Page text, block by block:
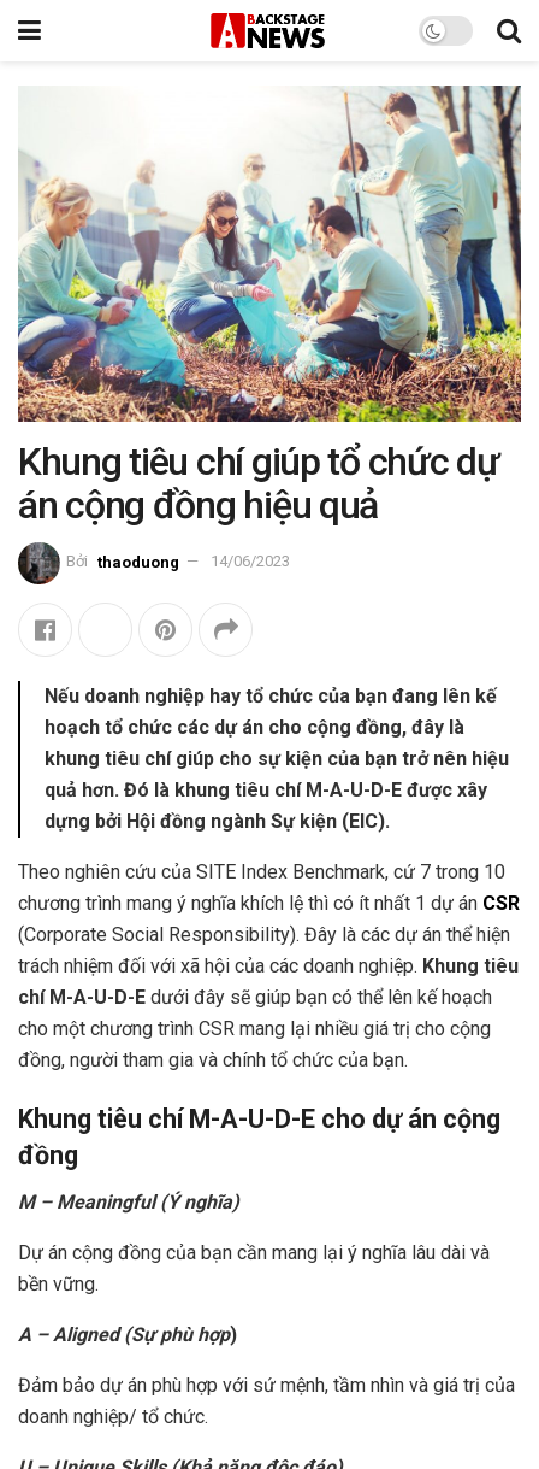
Khung tiêu chí giúp tổ chức dự
án cộng đồng hiệu quả
Bởi thaoduong 14/06/2023
Nếu doanh nghiệp hay tổ chức của bạn đang lên kế
hoạch tổ chức các dự án cho cộng đồng, đây là
khung tiêu chí giúp cho sự kiện của bạn trở nên hiệu
quả hơn. Đó là khung tiêu chí M-A-U-D-E được xây
dựng bởi Hội đồng ngành Sự kiện (EIC).
Theo nghiên cứu của SITE Index Benchmark, cứ 7 trong 10
chương trình mang ý nghĩa khích lệ thì có ít nhất 1 dự án CSR
(Corporate Social Responsibility). Đây là các dự án thể hiện
trách nhiệm đối với xã hội của các doanh nghiệp. Khung tiêu
chí M-A-U-D-E dưới đây sẽ giúp bạn có thể lên kế hoạch
cho một chương trình CSR mang lại nhiều giá trị cho cộng
đồng, người tham gia và chính tổ chức của bạn.
Khung tiêu chí M-A-U-D-E cho dự án cộng
đồng
M – Meaningful (Ý nghĩa)
Dự án cộng đồng của bạn cần mang lại ý nghĩa lâu dài và
bền vững.
A – Aligned (Sự phù hợp)
Đảm bảo dự án phù hợp với sứ mệnh, tầm nhìn và giá trị của
doanh nghiệp/ tổ chức.